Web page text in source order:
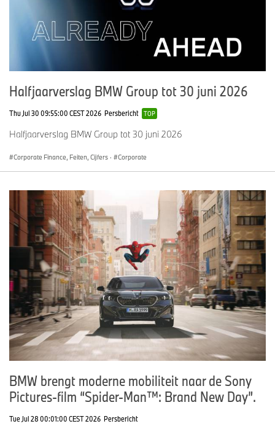
Halfjaarverslag BMW Group tot 30 juni 2026
Thu Jul 30 09:55:00 CEST 2026 Persbericht TOP
Halfjaarverslag BMW Group tot 30 juni 2026
Corporate Finance, Feiten, Cijfers · Corporate
BMW brengt moderne mobiliteit naar de Sony
Pictures-film “Spider-Man™: Brand New Day”.
Tue Jul 28 00:01:00 CEST 2026 Persbericht